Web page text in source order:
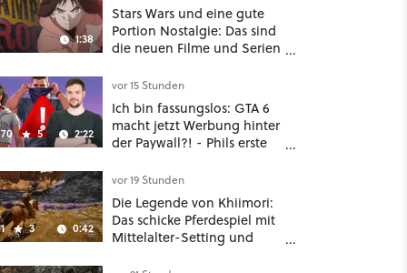
1:38
Stars Wars und eine gute
Portion Nostalgie: Das sind
die neuen Filme und Serien
5 2:22
vor 15 Stunden
Ich bin fassungslos: GTA 6
macht jetzt Werbung hinter
der Paywall?! - Phils erste
Deal
3 0:42
vor 19 Stunden
Die Legende von Khiimori:
Das schicke Pferdespiel mit
Mittelalter-Setting und